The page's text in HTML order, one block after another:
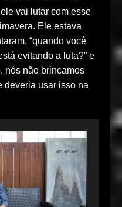
vai lutar com esse
Ele estava
“quando você
evitando a luta?” e
nós não brincamos
deveria usar isso na